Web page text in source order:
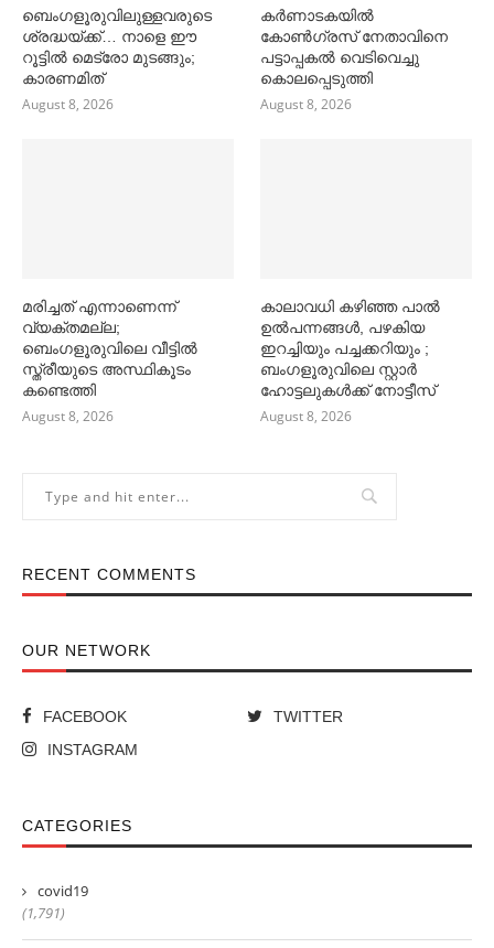
ബെംഗളൂരുവിലുള്ളവരുടെ
ശ്രദ്ധയ്ക്ക്… നാളെ ഈ
റൂട്ടില്‍ മെട്രോ മുടങ്ങും;
കാരണമിത്
August 8, 2026
കര്‍ണാടകയില്‍
കോണ്‍ഗ്രസ് നേതാവിനെ
പട്ടാപ്പകല്‍ വെടിവെച്ചു
കൊലപ്പെടുത്തി
August 8, 2026
മരിച്ചത് എന്നാണെന്ന്
വ്യക്തമല്ല;
ബെംഗളൂരുവിലെ വീട്ടില്‍
സ്ത്രീയുടെ അസ്ഥികൂടം
കണ്ടെത്തി
August 8, 2026
കാലാവധി കഴിഞ്ഞ പാല്‍
ഉല്‍പന്നങ്ങള്‍, പഴകിയ
ഇറച്ചിയും പച്ചക്കറിയും ;
ബംഗളൂരുവിലെ സ്റ്റാര്‍
ഹോട്ടലുകള്‍ക്ക് നോട്ടീസ്
August 8, 2026
RECENT COMMENTS
OUR NETWORK
FACEBOOK
TWITTER
INSTAGRAM
CATEGORIES
covid19
(1,791)